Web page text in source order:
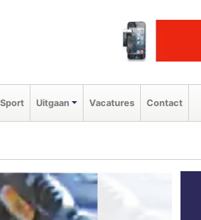
Sport Uitgaan Vacatures Contact